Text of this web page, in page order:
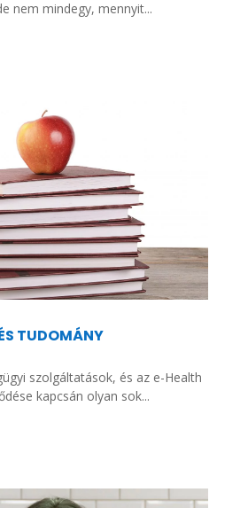
nem mindegy, mennyit...
TUDOMÁNY
szolgáltatások, és az e-Health
kapcsán olyan sok...